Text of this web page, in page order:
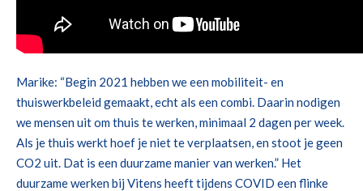
Marike: “Begin 2021 hebben we een mobiliteit- en
thuiswerkbeleid gemaakt, echtals een combi. Daarin nodigen
we mensen uit om thuis te werken, minimaal 2 dagen per week.
Als je thuis werkt hoef je niet teverplaatsen, en stoot je geen
CO2 uit. Dat is een duurzame manier van werken.” Het
duurzame werken bij Vitens heeft tijdens COVID een flinke